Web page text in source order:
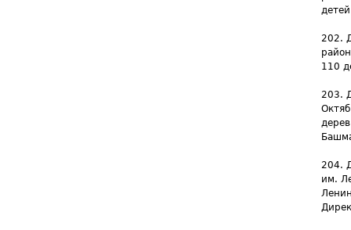
202.
110
203.
204.
им.